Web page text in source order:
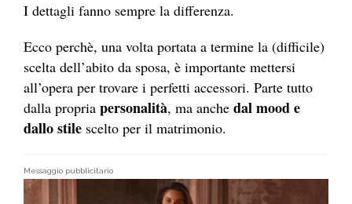
I dettagli fanno sempre la differenza.
Ecco perchè, una volta portata a termine la (difficile)
scelta dell’abito da sposa, è importante mettersi
all’opera per trovare i perfetti accessori. Parte tutto
dalla propria personalità, ma anche dal mood e
dallo stile scelto per il matrimonio.
Messaggio pubblicitario